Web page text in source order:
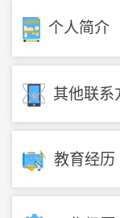
个人简介
其他联系
教育经历